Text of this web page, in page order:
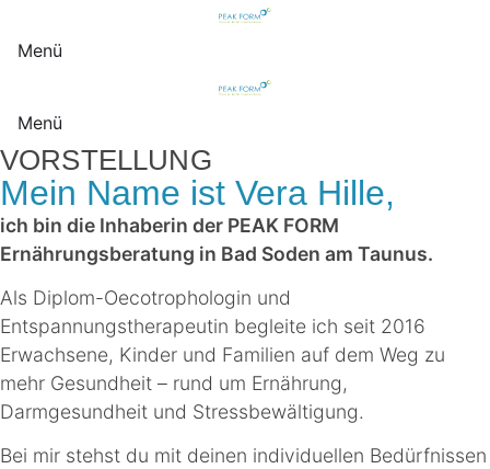
Menü
Menü
VORSTELLUNG
Mein Name ist Vera Hille,
ich bin die Inhaberin der PEAK FORM
Ernährungsberatung in Bad Soden am Taunus.
Als Diplom-Oecotrophologin und
Entspannungstherapeutin begleite ich seit 2016
Erwachsene, Kinder und Familien auf dem Weg zu
mehr Gesundheit – rund um Ernährung,
Darmgesundheit und Stressbewältigung.
Bei mir stehst du mit deinen individuellen Bedürfnissen